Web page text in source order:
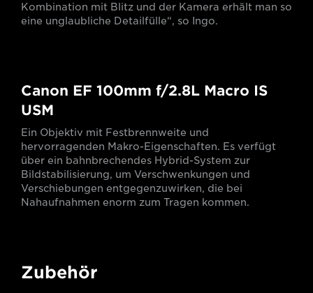
Kombination mit Blitz und der Kamera erhält man so
eine unglaubliche Detailfülle“, so Ingo.
Canon EF 100mm f/2.8L Macro IS
USM
Ein Objektiv mit Festbrennweite und
hervorragenden Makro-Eigenschaften. Es verfügt
über ein bahnbrechendes Hybrid-System zur
Bildstabilisierung, um Verschwenkungen und
Verschiebungen entgegenzuwirken, die bei
Nahaufnahmen enorm zum Tragen kommen.
Zubehör